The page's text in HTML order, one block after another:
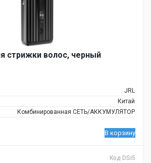
стрижки волос, черный
JRL
Китай
Комбинированная СЕТЬ/АККУМУЛЯТОР
В корзину
Код DSi5